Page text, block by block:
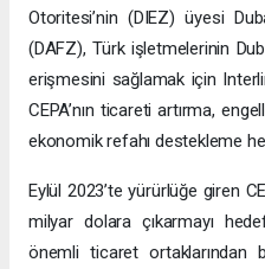
Otoritesi’nin (DIEZ) üyesi
(DAFZ), Türk işletmelerinin
erişmesini sağlamak için
CEPA’nın ticareti artırma,
ekonomik refahı destekleme
Eylül 2023’te yürürlüğe giren
milyar dolara çıkarmayı
önemli ticaret ortaklarından